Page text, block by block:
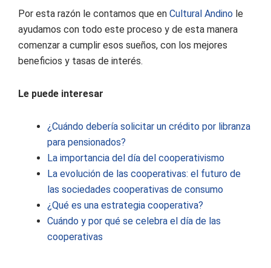
Por esta razón le contamos que en Cultural Andino le
ayudamos con todo este proceso y de esta manera
comenzar a cumplir esos sueños, con los mejores
beneficios y tasas de interés.
Le puede interesar
¿Cuándo debería solicitar un crédito por libranza
para pensionados?
La importancia del día del cooperativismo
La evolución de las cooperativas: el futuro de
las sociedades cooperativas de consumo
¿Qué es una estrategia cooperativa?
Cuándo y por qué se celebra el día de las
cooperativas